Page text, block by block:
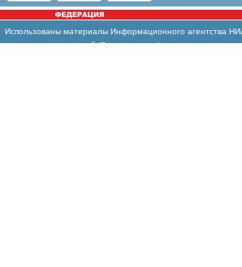
Использованы материалы Информационного агентства
массовых коммуникаций (Роскомнадзор)